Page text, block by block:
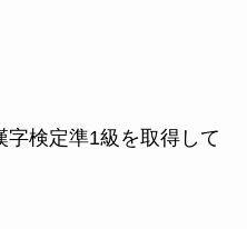
字検定準1級を取得して